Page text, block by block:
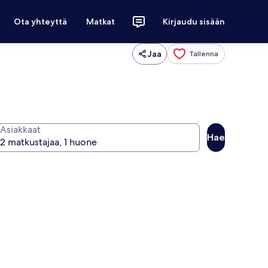
Ota yhteyttä Matkat Kirjaudu sisään
Jaa Tallenna
Asiakkaat
Hae